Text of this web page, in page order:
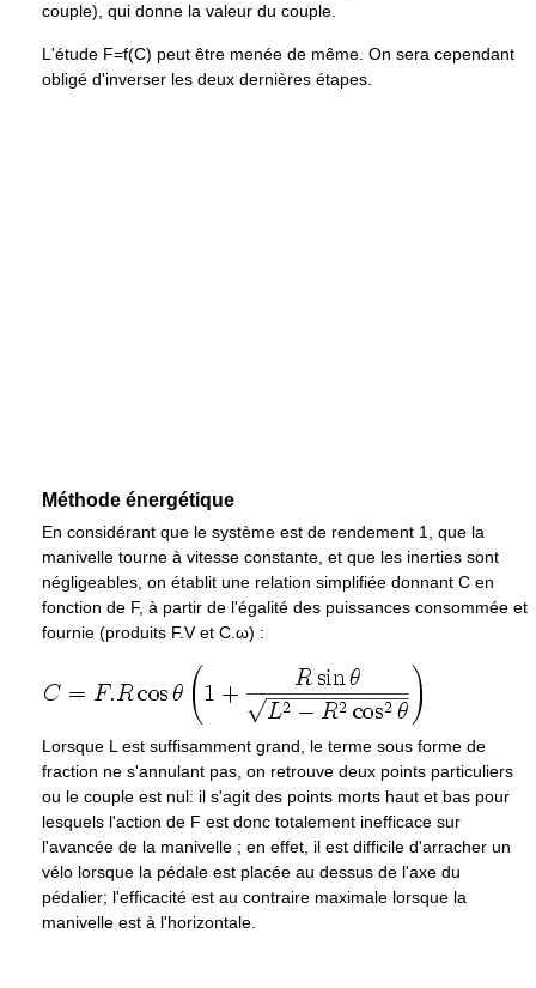
couple), qui donne la valeur du couple.
L'étude F=f(C) peut être menée de même. On sera cependant
obligé d'inverser les deux dernières étapes.
Méthode énergétique
En considérant que le système est de rendement 1, que la
manivelle tourne à vitesse constante, et que les inerties sont
négligeables, on établit une relation simplifiée donnant C en
fonction de F, à partir de l'égalité des puissances consommée et
fournie (produits F.V et C.ω) :
Lorsque L est suffisamment grand, le terme sous forme de
fraction ne s'annulant pas, on retrouve deux points particuliers
ou le couple est nul: il s'agit des points morts haut et bas pour
lesquels l'action de F est donc totalement inefficace sur
l'avancée de la manivelle ; en effet, il est difficile d'arracher un
vélo lorsque la pédale est placée au dessus de l'axe du
pédalier; l'efficacité est au contraire maximale lorsque la
manivelle est à l'horizontale.